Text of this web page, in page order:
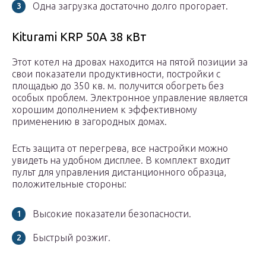
Одна загрузка достаточно долго прогорает.
Kiturami KRP 50A 38 кВт
Этот котел на дровах находится на пятой позиции за
свои показатели продуктивности, постройки с
площадью до 350 кв. м. получится обогреть без
особых проблем. Электронное управление является
хорошим дополнением к эффективному
применению в загородных домах.
Есть защита от перегрева, все настройки можно
увидеть на удобном дисплее. В комплект входит
пульт для управления дистанционного образца,
положительные стороны:
Высокие показатели безопасности.
Быстрый розжиг.